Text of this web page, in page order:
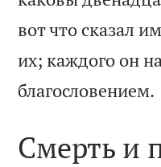
вот что сказал
их; каждого он
благословением.
Смерть и